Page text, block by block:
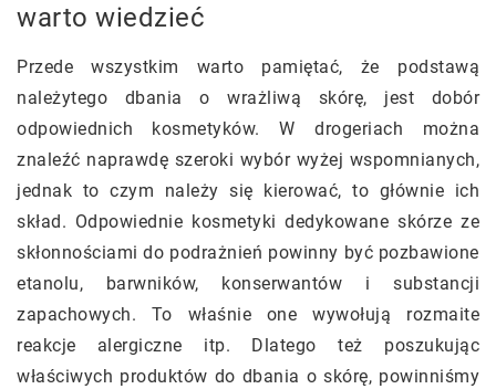
warto wiedzieć
Przede wszystkim warto pamiętać, że podstawą
należytego dbania o wrażliwą skórę, jest dobór
odpowiednich kosmetyków. W drogeriach można
znaleźć naprawdę szeroki wybór wyżej wspomnianych,
jednak to czym należy się kierować, to głównie ich
skład. Odpowiednie kosmetyki dedykowane skórze ze
skłonnościami do podrażnień powinny być pozbawione
etanolu, barwników, konserwantów i substancji
zapachowych. To właśnie one wywołują rozmaite
reakcje alergiczne itp. Dlatego też poszukując
właściwych produktów do dbania o skórę, powinniśmy